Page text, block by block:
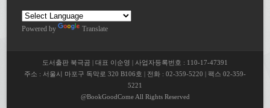
Powered by Translate
도서출판 북극곰 | 대표 이순영 | 사업자등록번호 : 110-17-47391
주소 : 서울시 마포구 독막로 320 B106호 | 전화 : 02-359-5220 | 팩스 02-359-
5221
@BookGoodCome All Rights Reserved